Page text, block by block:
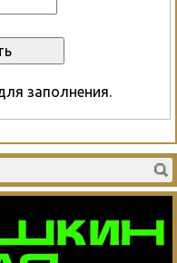
заполнения.